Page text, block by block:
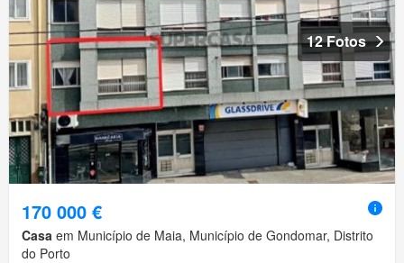
12 Fotos
170 000 €
Casa em Município de Maia, Município de Gondomar, Distrito
do Porto